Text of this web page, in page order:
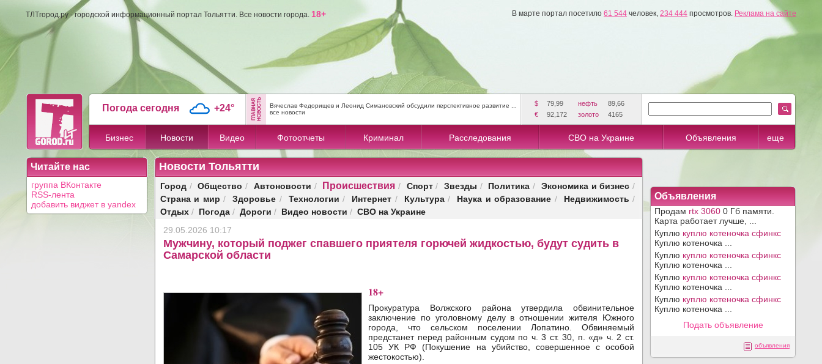
ТЛТгород.ру - городской информационный портал Тольятти. Все новости города. 18+ В марте портал посетило 61 544 человек, 234 444 просмотров. Реклама на сайте
Погода сегодня +24°
Вячеслав Федорищев и Леонид Симановский обсудили перспективное развитие ...
все новости
$ 79,99 нефть
89,66
€
92,172 золото 4165
Бизнес Новости Видео Фотоотчеты Криминал Расследования СВО на Украине Объявления еще
Читайте нас
группа ВКонтакте
RSS-лента
добавить виджет в yandex
Новости Тольятти
Город / Общество / Автоновости / Происшествия / Спорт/ Звезды / Политика / Экономика и бизнес /
Страна и мир / Здоровье / Технологии / Интернет / Культура/ Наука и образование / Недвижимость /
Отдых / Погода / Дороги / Видео новости / СВО на Украине
29.05.2026 10:17
Мужчину, который поджег спавшего приятеля горючей жидкостью, будут судить в
Самарской области
18+
Прокуратура Волжского района утвердила обвинительное
заключение по уголовному делу в отношении жителя Южного
города, что сельском поселении Лопатино. Обвиняемый
предстанет перед районным судом по ч. 3 ст. 30, п. «д» ч. 2 ст.
105 УК РФ (Покушение на убийство, совершенное с особой
жестокостью).
Объявления
Продам rtx 3060 0 Гб памяти.
Карта работает лучше, ...
Куплю куплю котеночка сфинкс
Куплю котеночка ...
Куплю куплю котеночка сфинкс
Куплю котеночка ...
Куплю куплю котеночка сфинкс
Куплю котеночка ...
Куплю куплю котеночка сфинкс
Куплю котеночка ...
Подать объявление
объявления